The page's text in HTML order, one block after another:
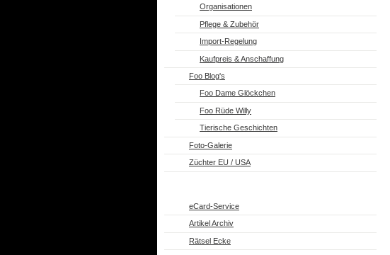
Organisationen
Pflege & Zubehör
Import-Regelung
Kaufpreis & Anschaffung
Foo Blog's
Foo Dame Glöckchen
Foo Rüde Willy
Tierische Geschichten
Foto-Galerie
Züchter EU / USA
eCard-Service
Artikel Archiv
Rätsel Ecke